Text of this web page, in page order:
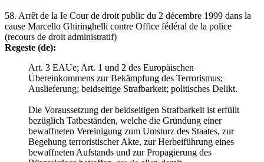
58. Arrêt de la Ie Cour de droit public du 2 décembre 1999 dans la
cause Marcello Ghiringhelli contre Office fédéral de la police
(recours de droit administratif)
Regeste (de):
Art. 3 EAUe; Art. 1 und 2 des Europäischen
Übereinkommens zur Bekämpfung des Terrorismus;
Auslieferung; beidseitige Strafbarkeit; politisches Delikt.
Die Voraussetzung der beidseitigen Strafbarkeit ist erfüllt
bezüglich Tatbeständen, welche die Gründung einer
bewaffneten Vereinigung zum Umsturz des Staates, zur
Begehung terroristischer Akte, zur Herbeiführung eines
bewaffneten Aufstands und zur Propagierung des